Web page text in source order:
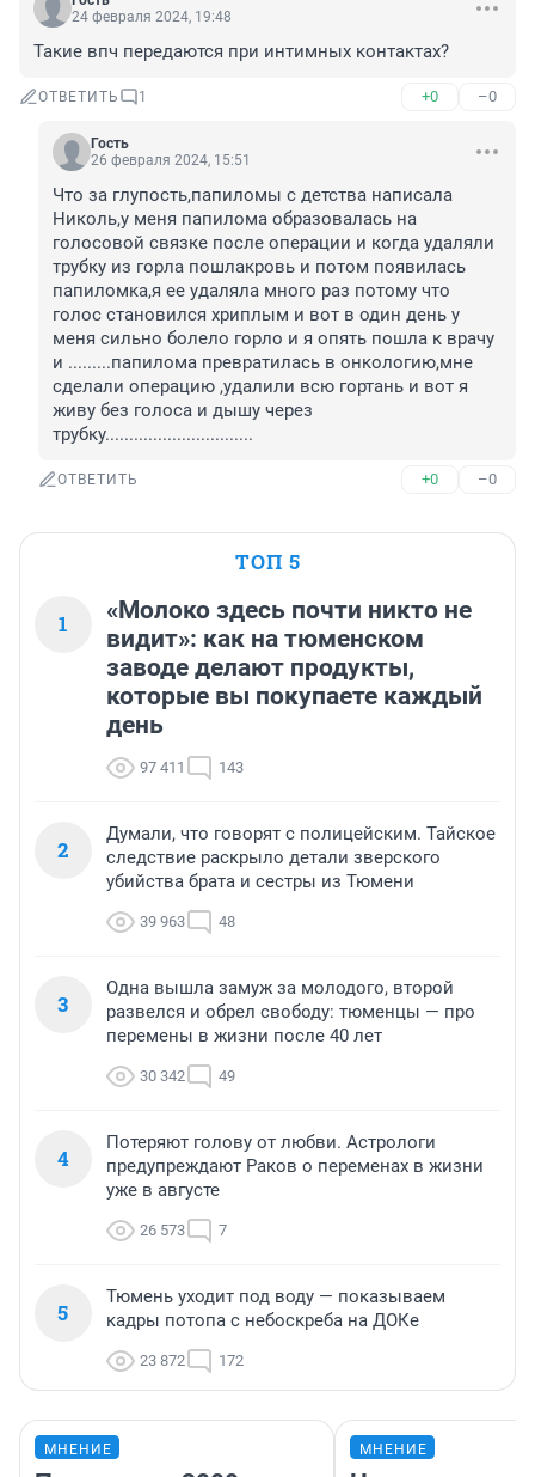
24 февраля 2024, 19:48
Такие впч передаются при интимных контактах?
ОТВЕТИТЬ 1 +0 –0
Гость
26 февраля 2024, 15:51
Что за глупость,папиломы с детства написала
Николь,у меня папилома образовалась на
голосовой связке после операции и когда удаляли
трубку из горла пошлакровь и потом появилась
папиломка,я ее удаляла много раз потому что
голос становился хриплым и вот в один день у
меня сильно болело горло и я опять пошла к врачу
и .........папилома превратилась в онкологию,мне
сделали операцию ,удалили всю гортань и вот я
живу без голоса и дышу через
трубку...............................
ОТВЕТИТЬ +0 –0
ТОП 5
1
«Молоко здесь почти никто не
видит»: как на тюменском
заводе делают продукты,
которые вы покупаете каждый
день
97 411 143
2
Думали, что говорят с полицейским. Тайское
следствие раскрыло детали зверского
убийства брата и сестры из Тюмени
39 963 48
3
Одна вышла замуж за молодого, второй
развелся и обрел свободу: тюменцы — про
перемены в жизни после 40 лет
30 342 49
4
Потеряют голову от любви. Астрологи
предупреждают Раков о переменах в жизни
уже в августе
26 573 7
5
Тюмень уходит под воду — показываем
кадры потопа с небоскреба на ДОКе
23 872 172
МНЕНИЕ МНЕНИЕ